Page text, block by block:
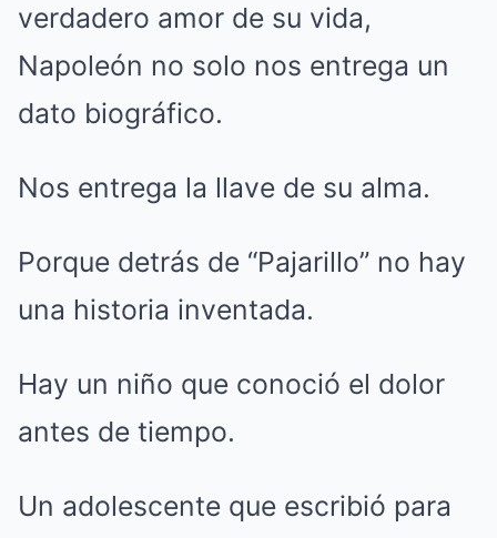
verdadero amor de su vida,
Napoleón no solo nos entrega un
dato biográfico.
Nos entrega la llave de su alma.
Porque detrás de “Pajarillo” no hay
una historia inventada.
Hay un niño que conoció el dolor
antes de tiempo.
Un adolescente que escribió para